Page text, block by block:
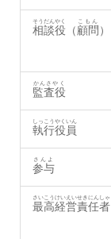
相談役
そうだんやく
（顧問
こもん
）
監査役
かんさやく
執行役員
しっこうやくいん
参与
さんよ
最高経営責任者
さいこうけいえいせきにんしゃ